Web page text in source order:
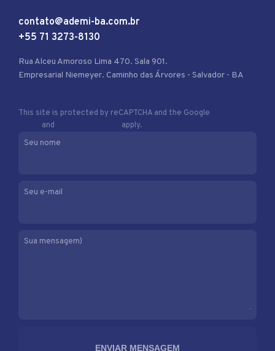
contato@ademi-ba.com.br
+55 71 3273-8130
Rua Alceu Amoroso Lima 470. Sala 901.
Empresarial Niemeyer. Caminho das Árvores - Salvador - BA
This site is protected by reCAPTCHA and the Google
and
apply.
Seu nome
Seu e-mail
Sua mensagem)